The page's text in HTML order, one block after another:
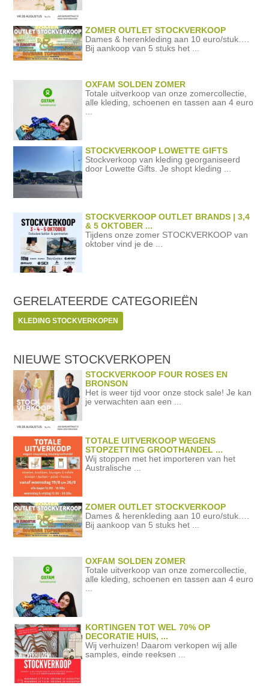
ZOMER OUTLET STOCKVERKOOP
Dames & herenkleding aan 10 euro/stuk….
Bij aankoop van 5 stuks het ...
OXFAM SOLDEN ZOMER
Totale uitverkoop van onze zomercollectie,
alle kleding, schoenen en tassen aan 4 euro
STOCKVERKOOP LOWETTE GIFTS
Stockverkoop van kleding georganiseerd
door Lowette Gifts. Je shopt kleding ...
STOCKVERKOOP OUTLET BRANDS | 3,4
& 5 OKTOBER ...
Tijdens onze zomer STOCKVERKOOP van
oktober vind je de ...
GERELATEERDE CATEGORIEËN
KLEDING STOCKVERKOPEN
NIEUWE STOCKVERKOPEN
STOCKVERKOOP FOUR ROSES EN
BRONSON
Het is weer tijd voor onze stock sale! Je kan
je verwachten aan een ...
TOTALE UITVERKOOP WEGENS
STOPZETTING GROOTHANDEL ...
Wij stoppen met het importeren van het
Australische ...
ZOMER OUTLET STOCKVERKOOP
Dames & herenkleding aan 10 euro/stuk….
Bij aankoop van 5 stuks het ...
OXFAM SOLDEN ZOMER
Totale uitverkoop van onze zomercollectie,
alle kleding, schoenen en tassen aan 4 euro
KORTINGEN TOT WEL 70% OP
DECORATIE HUIS, ...
Wij verhuizen! Daarom verkopen wij alle
samples, einde reeksen ...